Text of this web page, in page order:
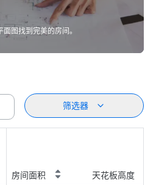
图找到完美的房间。
筛选器
房间面积 天花板高度